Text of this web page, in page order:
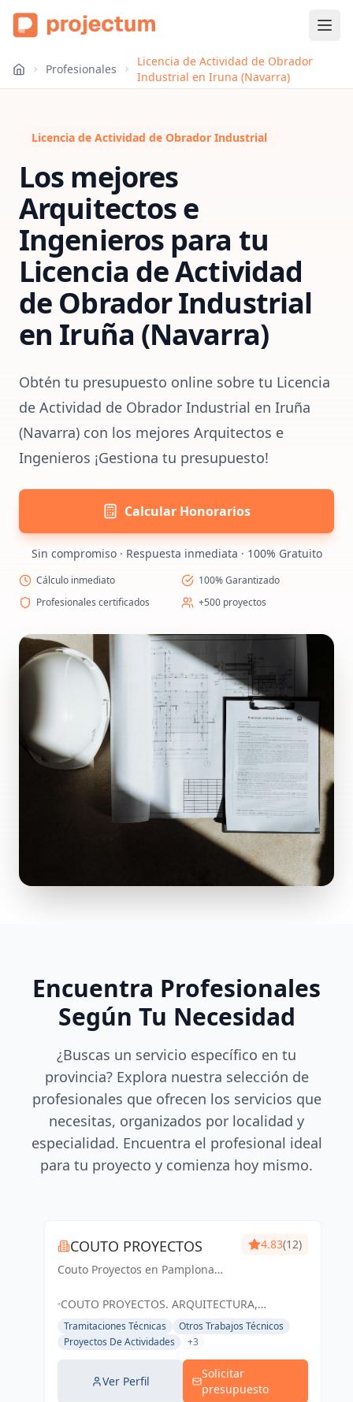
Profesionales
Licencia de Actividad de Obrador
Industrial en Iruna (Navarra)
Licencia de Actividad de Obrador Industrial
Los mejores
Arquitectos e
Ingenieros para tu
Licencia de Actividad
de Obrador Industrial
en Iruña (Navarra)
Obtén tu presupuesto online sobre tu Licencia
de Actividad de Obrador Industrial en Iruña
(Navarra) con los mejores Arquitectos e
Ingenieros ¡Gestiona tu presupuesto!
Calcular Honorarios
Sin compromiso · Respuesta inmediata · 100% Gratuito
Cálculo inmediato
100% Garantizado
Profesionales certificados
+500 proyectos
Encuentra Profesionales
Según Tu Necesidad
¿Buscas un servicio específico en tu
provincia? Explora nuestra selección de
profesionales que ofrecen los servicios que
necesitas, organizados por localidad y
especialidad. Encuentra el profesional ideal
para tu proyecto y comienza hoy mismo.
COUTO PROYECTOS
Couto Proyectos en Pamplona
integrales, desde viviendas hasta
arquitectónicas. Destacamos por
nuestra profesional...
4.83(12)
COUTO PROYECTOS. ARQUITECTURA,
ELIMINACIÓN DE BARRERAS Y MEJORA DE
ENVOLVENTES TÉRMICAS EN NAVARRA, 31191
CORDOVILLA, ESPAÑA, España
Tramitaciones Técnicas
Otros Trabajos Técnicos
Proyectos De Actividades
+3
Ver Perfil
Solicitar
presupuesto